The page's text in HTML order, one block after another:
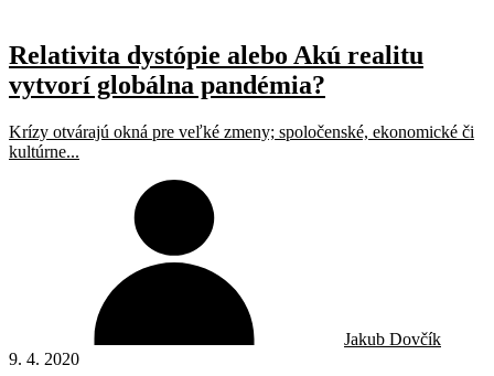
Relativita dystópie alebo Akú realitu
vytvorí globálna pandémia?
Krízy otvárajú okná pre veľké zmeny; spoločenské, ekonomické či
kultúrne...
Jakub Dovčík
9. 4. 2020